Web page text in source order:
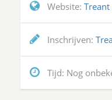
Website: Treant
Inschrijven:
Tijd: Nog